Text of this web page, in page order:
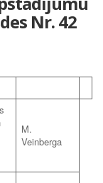
Nr. 42
M.
Veinberga